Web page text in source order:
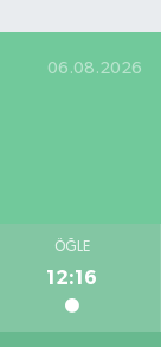
06.08.2026
ÖĞLE
12:16